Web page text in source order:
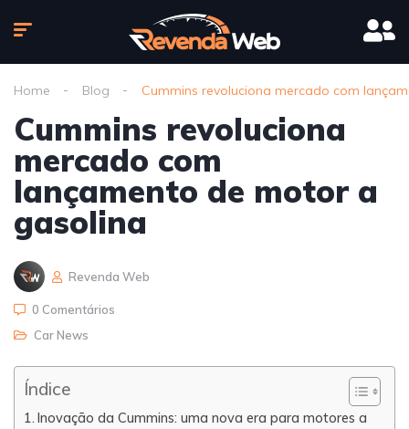
Home Blog Cummins revoluciona mercado com
Cummins revoluciona
mercado com
lançamento de motor a
gasolina
Revenda Web
0 Comentários
Car News
Índice
Inovação da Cummins: uma nova era para motores a